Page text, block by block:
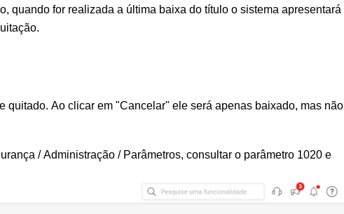
quando for realizada a última baixa do título o sistema apresentará
quitado. Ao clicar em "Cancelar" ele será apenas baixado, mas não
/ Administração / Parâmetros, consultar o parâmetro 1020 e